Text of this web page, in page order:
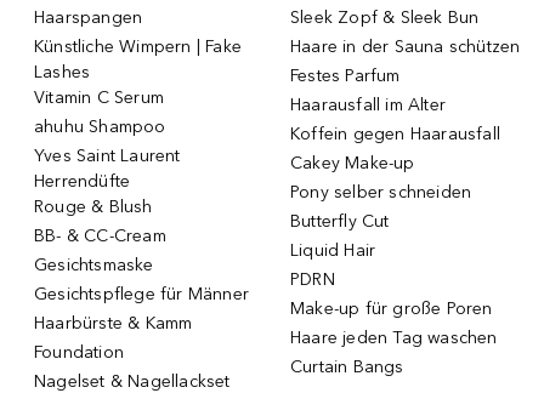
Haarspangen
Künstliche Wimpern | Fake
Lashes
Vitamin C Serum
ahuhu Shampoo
Yves Saint Laurent
Herrendüfte
Rouge & Blush
BB- & CC-Cream
Gesichtsmaske
Gesichtspflege für Männer
Haarbürste & Kamm
Foundation
Nagelset & Nagellackset
Sleek Zopf & Sleek Bun
Haare in der Sauna schützen
Festes Parfum
Haarausfall im Alter
Koffein gegen Haarausfall
Cakey Make-up
Pony selber schneiden
Butterfly Cut
Liquid Hair
PDRN
Make-up für große Poren
Haare jeden Tag waschen
Curtain Bangs